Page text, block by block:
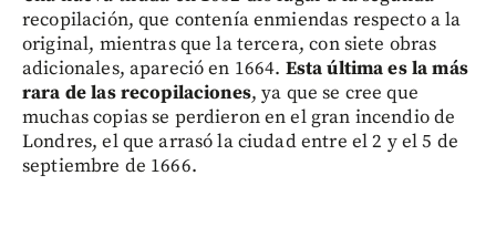
recopilación, que contenía enmiendas respecto a la
original, mientras que la tercera, con siete obras
adicionales, apareció en 1664. Esta última es la más
rara de las recopilaciones, ya que se cree que
muchas copias se perdieron en el gran incendio de
Londres, el que arrasó la ciudad entre el 2 y el 5 de
septiembre de 1666.